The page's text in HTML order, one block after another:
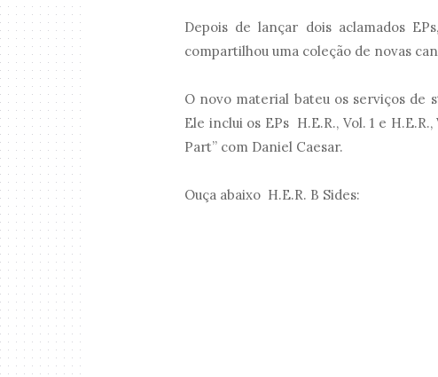
Depois de lançar dois aclamados
compartilhou uma coleção de novas
O novo material bateu os serviços de
Ele inclui os EPs H.E.R., Vol. 1 e
Part” com Daniel Caesar.
Ouça abaixo H.E.R. B Sides: